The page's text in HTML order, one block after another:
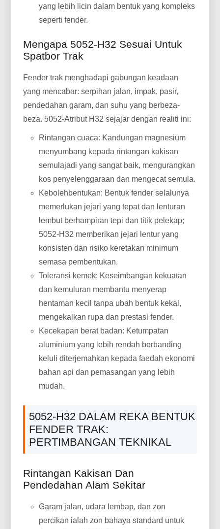
yang lebih licin dalam bentuk yang kompleks
seperti fender.
Mengapa 5052-H32 Sesuai Untuk
Spatbor Trak
Fender trak menghadapi gabungan keadaan
yang mencabar: serpihan jalan, impak, pasir,
pendedahan garam, dan suhu yang berbeza-
beza. 5052-Atribut H32 sejajar dengan realiti ini:
Rintangan cuaca: Kandungan magnesium
menyumbang kepada rintangan kakisan
semulajadi yang sangat baik, mengurangkan
kos penyelenggaraan dan mengecat semula.
Kebolehbentukan: Bentuk fender selalunya
memerlukan jejari yang tepat dan lenturan
lembut berhampiran tepi dan titik pelekap;
5052-H32 memberikan jejari lentur yang
konsisten dan risiko keretakan minimum
semasa pembentukan.
Toleransi kemek: Keseimbangan kekuatan
dan kemuluran membantu menyerap
hentaman kecil tanpa ubah bentuk kekal,
mengekalkan rupa dan prestasi fender.
Kecekapan berat badan: Ketumpatan
aluminium yang lebih rendah berbanding
keluli diterjemahkan kepada faedah ekonomi
bahan api dan pemasangan yang lebih
mudah.
5052-H32 DALAM REKA BENTUK
FENDER TRAK:
PERTIMBANGAN TEKNIKAL
Rintangan Kakisan Dan
Pendedahan Alam Sekitar
Garam jalan, udara lembap, dan zon
percikan ialah zon bahaya standard untuk